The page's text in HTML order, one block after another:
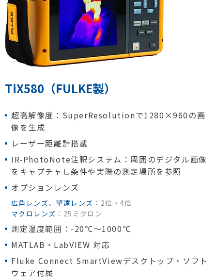
TiX580（FULKE製）
超高解像度：SuperResolutionで1280×960の画
像を生成
レーザー距離計搭載
IR-PhotoNote注釈システム：周囲のデジタル画像
をキャプチャし条件や実際の測定場所を参照
オプションレンズ
広角レンズ、望遠レンズ ：2倍・4倍
マクロレンズ ：25ミクロン
測定温度範囲：-20℃～1000℃
MATLAB・LabVIEW 対応
Fluke Connect SmartViewデスクトップ・ソフト
ウェア付属